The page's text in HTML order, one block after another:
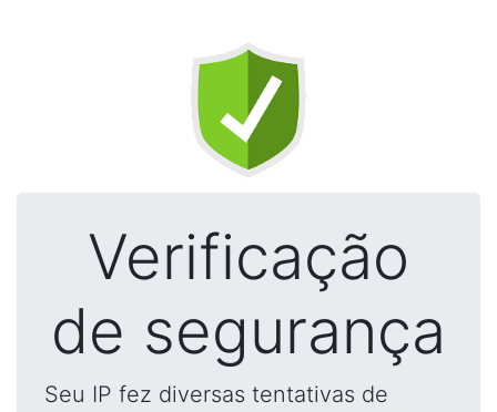
Verificação
de segurança
Seu IP fez diversas tentativas de